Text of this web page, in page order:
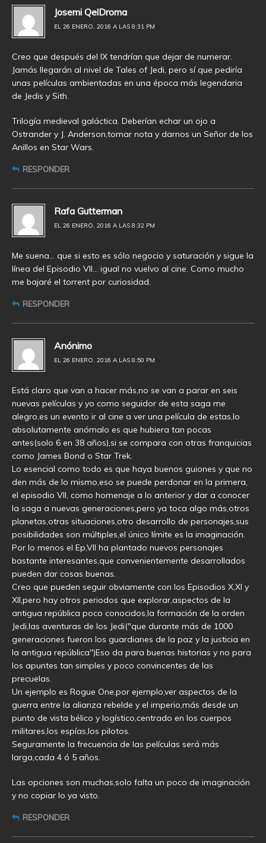
Josemi QelDroma
EL 26 ENERO, 2016 A LAS 8:31 PM
Creo que después del IX tendrían que dejar de numerar.
Jamás llegarán al nivel de Tales of Jedi, pero sí que pediría
unas películas ambientadas en una época más legendaria
de Jedis y Sith.
Trilogía medieval galáctica. Deberían echar un ojo a
Ostrander y J. Anderson,tomar nota y darnos un Señor de los
Anillos en Star Wars.
RESPONDER
Rafa Gutterman
EL 26 ENERO, 2016 A LAS 8:32 PM
Me suena… que si esto es sólo negocio y saturación y sigue la
línea del Episodio VII… igual no vuelvo al cine. Como mucho
me bajaré el torrent por curiosidad.
RESPONDER
Anónimo
EL 26 ENERO, 2016 A LAS 8:50 PM
Está claro que van a hacer más,no se van a parar en seis
nuevas películas y yo como seguidor de esta saga me
alegro,es un evento ir al cine a ver una película de estas,lo
absolutamente anómalo es que hubiera tan pocas
antes(solo 6 en 38 años),si se compara con otras franquicias
como James Bond o Star Trek.
Lo esencial como todo es que haya buenos guiones y que no
den más de lo mismo,eso se puede perdonar en la primera,
el episodio VII, como homenaje a lo anterior y dar a conocer
la saga a nuevas generaciones,pero ya toca algo más,otros
planetas,otras situaciones,otro desarrollo de personajes,sus
posibilidades son múltiples,el único límite es la imaginación.
Por lo menos el Ep,VII ha plantado nuevos personajes
bastante interesantes,que convenientemente desarrollados
pueden dar cosas buenas.
Creo que pueden seguir obviamente con los Episodios X,XI y
XII,pero hay otros periodos que explorar,aspectos de la
antigua república poco conocidos,la formación de la orden
Jedi,las aventuras de los Jedi("que durante más de 1000
generaciones fueron los guardianes de la paz y la justicia en
la antigua república")Eso da para buenas historias y no para
los apuntes tan simples y poco convincentes de las
precuelas.
Un ejemplo es Rogue One,por ejemplo,ver aspectos de la
guerra entre la alianza rebelde y el imperio,más desde un
punto de vista bélico y logístico,centrado en los cuerpos
militares,los espías,los pilotos.
Seguramente la frecuencia de las películas será más
larga,cada 4 ó 5 años.
Las opciones son muchas,solo falta un poco de imaginación
y no copiar lo ya visto.
RESPONDER